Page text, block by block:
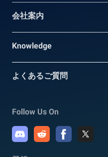
会社案内
Knowledge
よくあるご質問
Follow Us On